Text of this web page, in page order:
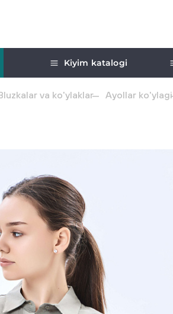
Kiyim katalogi
va ko'ylaklar Ayollar ko'ylagi